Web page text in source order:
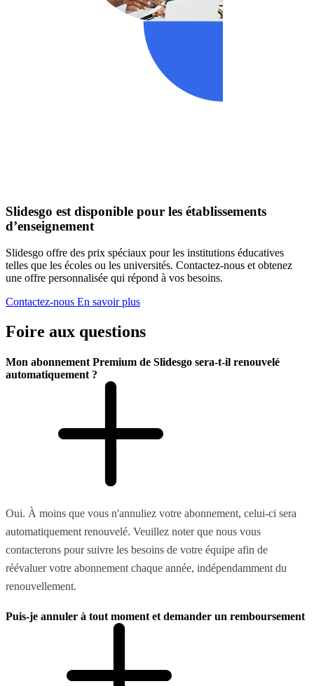
Slidesgo est disponible pour les établissements
d’enseignement
Slidesgo offre des prix spéciaux pour les institutions éducatives
telles que les écoles ou les universités. Contactez-nous et obtenez
une offre personnalisée qui répond à vos besoins.
Contactez-nous En savoir plus
Foire aux questions
Mon abonnement Premium de Slidesgo sera-t-il renouvelé
automatiquement ?
Oui. À moins que vous n'annuliez votre abonnement, celui-ci sera
automatiquement renouvelé. Veuillez noter que nous vous
contacterons pour suivre les besoins de votre équipe afin de
réévaluer votre abonnement chaque année, indépendamment du
renouvellement.
Puis-je annuler à tout moment et demander un remboursement